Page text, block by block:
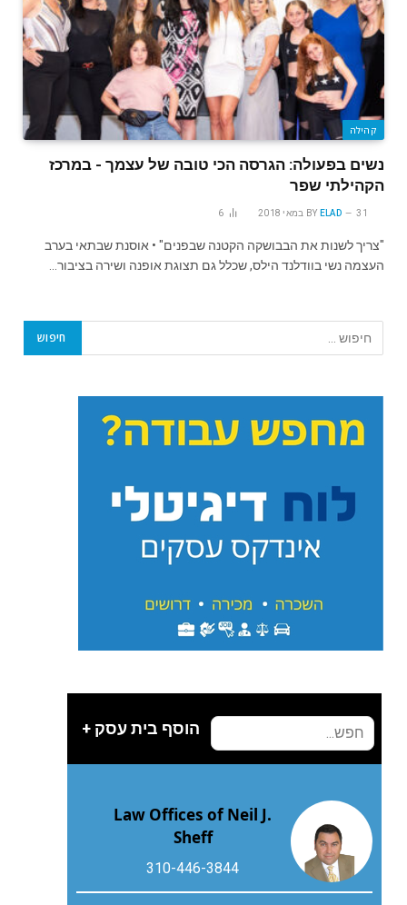
קהילה
נשים בפעולה‬: ‫הגרסה הכי טובה של עצמך‬ ‫‪ -‬במרכז
הקהילתי שפר ‫
BY ELAD 31 במאי 2018 6
"צריך לשנות את הבבושקה הקטנה שבפנים" • אוסנת שבתאי בערב
העצמה נשי בוודלנד הילס, שכלל גם תצוגת אופנה ושירה בציבור…
הוסף בית עסק +
Law Offices of Neil J.
Sheff
310-446-3844